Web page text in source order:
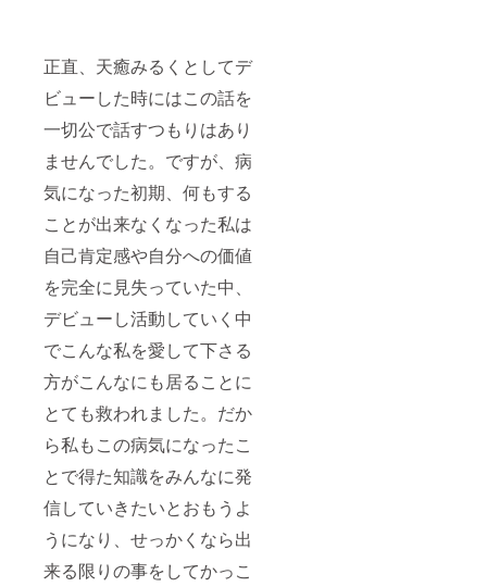
正直、天癒みるくとしてデ
ビューした時にはこの話を
一切公で話すつもりはあり
ませんでした。ですが、病
気になった初期、何もする
ことが出来なくなった私は
自己肯定感や自分への価値
を完全に見失っていた中、
デビューし活動していく中
でこんな私を愛して下さる
方がこんなにも居ることに
とても救われました。だか
ら私もこの病気になったこ
とで得た知識をみんなに発
信していきたいとおもうよ
うになり、せっかくなら出
来る限りの事をしてかっこ